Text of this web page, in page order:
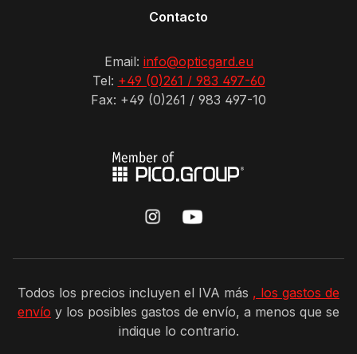
Contacto
Email: info@opticgard.eu
Tel: +49 (0)261 / 983 497-60
Fax: +49 (0)261 / 983 497-10
Todos los precios incluyen el IVA más , los gastos de
envío y los posibles gastos de envío, a menos que se
indique lo contrario.